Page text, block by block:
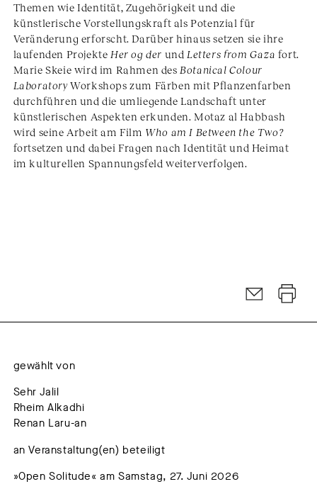
Themen wie Identität, Zugehörigkeit und die
künstlerische Vorstellungskraft als Potenzial für
Veränderung erforscht. Darüber hinaus setzen sie ihre
laufenden Projekte Her og der und Letters from Gaza fort.
Marie Skeie wird im Rahmen des Botanical Colour
LaboratoryWorkshops zum Färben mit Pflanzenfarben
durchführen und die umliegende Landschaft unter
künstlerischen Aspekten erkunden. Motaz al Habbash
wird seine Arbeit am Film Who am I Between the Two?
fortsetzen und dabei Fragen nach Identität und Heimat
im kulturellen Spannungsfeld weiterverfolgen.
gewählt von
Sehr Jalil
Rheim Alkadhi
Renan Laru-an
an Veranstaltung(en) beteiligt
»Open Solitude« am Samstag, 27. Juni 2026